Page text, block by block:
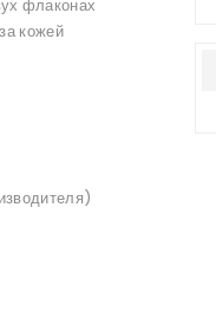
флаконах
кожей